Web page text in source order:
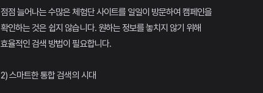
점점 늘어나는 수많은 체험단 사이트를 일일이 방문하여 캠페인을
확인하는 것은 쉽지 않습니다. 원하는 정보를 놓치지 않기 위해
효율적인 검색 방법이 필요합니다.
2) 스마트한 통합 검색의 시대